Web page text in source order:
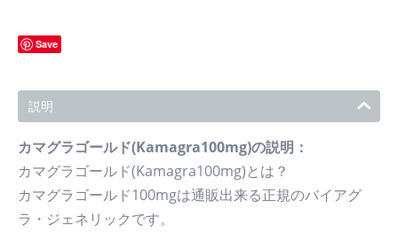
Save
説明
カマグラゴールド(Kamagra100mg)の説明：
カマグラゴールド(Kamagra100mg)とは？
カマグラゴールド100mgは通販出来る正規のバイアグ
ラ・ジェネリックです。